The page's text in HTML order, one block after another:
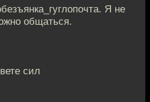
Я не
общаться.
сил